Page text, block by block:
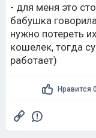
- для меня это
бабушка
нужно потереть
кошелек, тогда
работает)
Нравится 0